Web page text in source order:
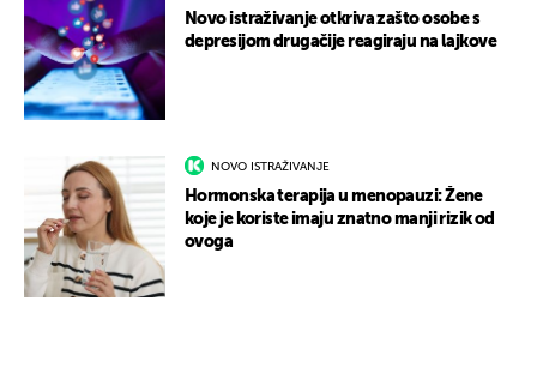
Novo istraživanje otkriva zašto osobe s
depresijom drugačije reagiraju na lajkove
NOVO ISTRAŽIVANJE
Hormonska terapija u menopauzi: Žene
koje je koriste imaju znatno manji rizik od
ovoga